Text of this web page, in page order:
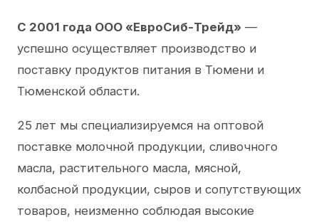
С 2001 года ООО «ЕвроСиб-Трейд» —
успешно осуществляет производство и
поставку продуктов питания в Тюмени и
Тюменской области.
25 лет мы специализируемся на оптовой
поставке молочной продукции, сливочного
масла, растительного масла, мясной,
колбасной продукции, сыров и сопутствующих
товаров, неизменно соблюдая высокие